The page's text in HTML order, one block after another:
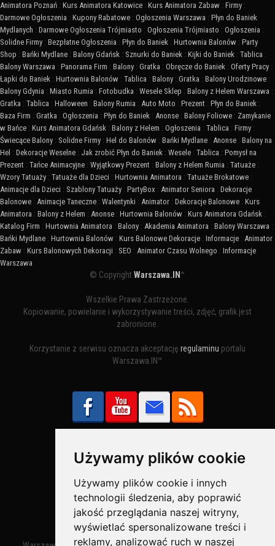
Używamy plików cookie
Używamy plików cookie i innych
technologii śledzenia, aby poprawić
jakość przeglądania naszej witryny,
wyświetlać spersonalizowane treści i
reklamy, analizować ruch w naszej
Animatora Poznań : Kurs Animatora Katowice : Kurs Animatora Zabaw : Firmy :
Darmowe Ogłoszenia : Kupony Rabatowe : Ogłoszenia Warszawa : Płyn do Baniek
Mydlanych : Darmowe Ogłoszenia Trójmiasto : Ogłoszenia Trójmiasto : Ogłoszenia :
Solidne Firmy : Bezpłatne Ogłoszenia : Płyn do Baniek : Hurtownia Balonów : Party
Shop : Bańki Mydlane : Balony Gdańsk : Sznurki do Baniek : Kijki do Baniek : Tablica :
Balony Warszawa : Panorama Firm : Balony : Gratka : Obręcze do Baniek : Oferty Pracy :
Łapki do Baniek : Hurtownia Balonów : Tablica : Balony : Gratka : Balony Urodzinowe :
Balony Gdynia : Miasto Rumia : Fotobudka : Wesele Sklep : Balony z Helem Warszawa :
Gratka : Tablica : Halloween : Balony Rumia : Auto Moto : Prezent : Płyn do Baniek :
Baza Firm : Gratka : Ogłoszenia : Płyn do Baniek : Anonse : Balony Foliowe : Zamykanie
w Bańce : Kurs Animatora Gdańsk : Balony z Helem : Ogłoszenia : Tablica : Firmy :
Świecące Balony : Solidne Firmy : Hel do Balonów : Bańki Mydlane : Anonse : Balony na
Hel : Dekoracje Weselne : Jak zrobić Płyn do Baniek : Wesele : Tablica : Pomysł na
Prezent : Tańce Animacyjne : Wyjątkowy Prezent : Balony z Helem Rumia : Tatuaże :
Wzory Tatuaży : Tatuaże dla Dzieci : Hurtownia Animatora : Tatuaże Brokatowe :
Animacje dla Dzieci : Szablony Tatuaży : PartyBox : Animator Seniora : Dekoracje
Balonowe : Animacje Taneczne : Walentynki : Animator : Dekoracje Balonowe : Kurs
Animatora : Balony z Helem : Anonse : Hurtownia Balonów : Kurs Animatora Gdańsk :
Katalog Firm : Hurtownia Animatora : Balony : Akademia Animatora : Balony Warszawa :
Bańki Mydlane : Hurtownia Balonów : Kurs Balonowe Dekoracje : Informacje : Animator
Zabaw : Kurs Balonowych Dekoracji : SEO : Animator Czasu Wolnego : Informacje
Warszawa
© CopyrightWarszawa.IN ™
Wszelkie Prawa Zastrzeżone.
Kopiowanie, powielanie i wykorzystywanie treści, zdjęć, grafik jest
zabronione.
Korzystanie z serwisu oznacza akceptację regulaminu portalu
Warszawa.IN™
Bezpieczne Płatności obsługuje: